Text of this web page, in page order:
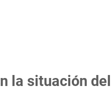
la situación